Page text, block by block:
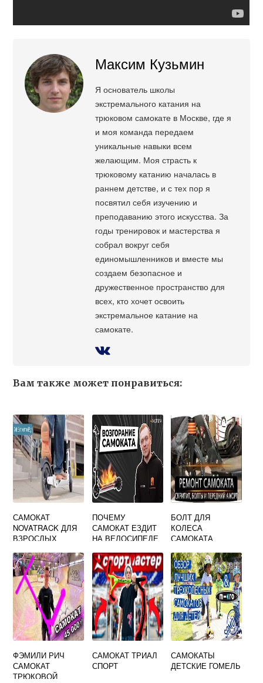
Максим Кузьмин
Я основатель школы
экстремального катания на
трюковом самокате в Москве, где я
и моя команда передаем
уникальные навыки всем
желающим. Моя страсть к
трюковому катанию началась в
раннем детстве, и с тех пор я
посвятил себя изучению и
преподаванию этого искусства. За
годы тренировок и мастерства я
собрал вокруг себя
единомышленников и вместе мы
создаем безопасное и
дружественное пространство для
всех, кто хочет освоить
экстремальное катание на
самокате.
Вам также может понравиться:
САМОКАТ
NOVATRACK ДЛЯ
ВЗРОСЛЫХ
ПОЧЕМУ
САМОКАТ ЕЗДИТ
НА ВЕЛОСИПЕДЕ
БОЛТ ДЛЯ
КОЛЕСА
САМОКАТА
ФЭМИЛИ РИЧ
САМОКАТ
ТРЮКОВОЙ
САМОКАТ ТРИАЛ
СПОРТ
САМОКАТЫ
ДЕТСКИЕ ГОМЕЛЬ